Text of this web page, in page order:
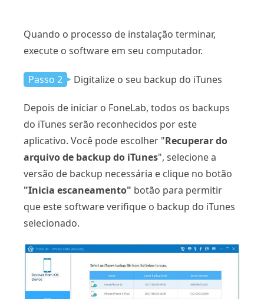
Quando o processo de instalação terminar,
execute o software em seu computador.
Passo 2 Digitalize o seu backup do iTunes
Depois de iniciar o FoneLab, todos os backups
do iTunes serão reconhecidos por este
aplicativo. Você pode escolher "Recuperar do
arquivo de backup do iTunes", selecione a
versão de backup necessária e clique no botão
"Inicia escaneamento" botão para permitir
que este software verifique o backup do iTunes
selecionado.